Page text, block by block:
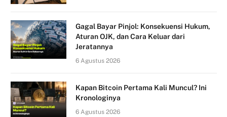
Gagal Bayar Pinjol: Konsekuensi Hukum,
Aturan OJK, dan Cara Keluar dari
Jeratannya
6 Agustus 2026
Kapan Bitcoin Pertama Kali Muncul? Ini
Kronologinya
6 Agustus 2026